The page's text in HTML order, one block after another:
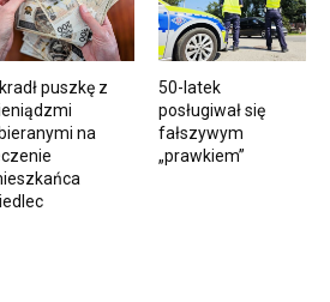
puszkę z
na
50-latek
posługiwał się
fałszywym
„prawkiem”